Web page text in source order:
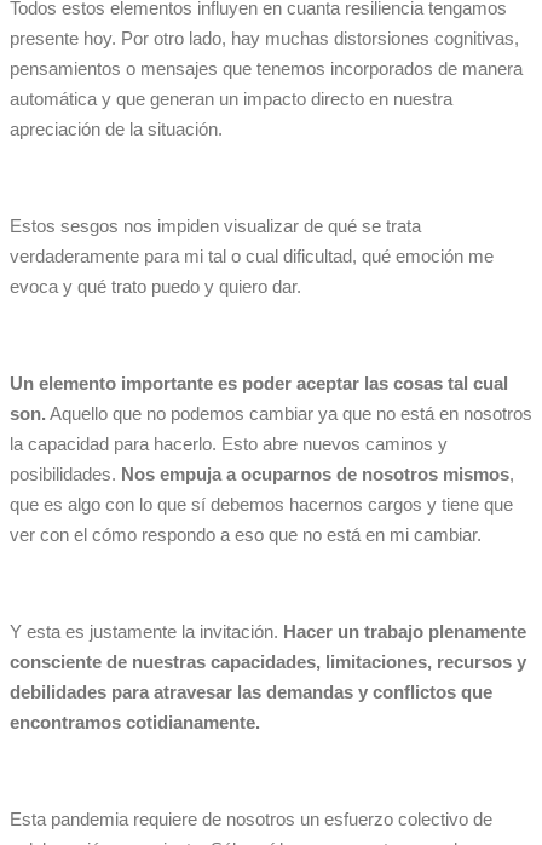
Todos estos elementos influyen en cuanta resiliencia tengamos
presente hoy. Por otro lado, hay muchas distorsiones cognitivas,
pensamientos o mensajes que tenemos incorporados de manera
automática y que generan un impacto directo en nuestra
apreciación de la situación.
Estos sesgos nos impiden visualizar de qué se trata
verdaderamente para mi tal o cual dificultad, qué emoción me
evoca y qué trato puedo y quiero dar.
Un elemento importante es poder aceptar las cosas tal cual
son. Aquello que no podemos cambiar ya que no está en nosotros
la capacidad para hacerlo. Esto abre nuevos caminos y
posibilidades. Nos empuja a ocuparnos de nosotros mismos,
que es algo con lo que sí debemos hacernos cargos y tiene que
ver con el cómo respondo a eso que no está en mi cambiar.
Y esta es justamente la invitación. Hacer un trabajo plenamente
consciente de nuestras capacidades, limitaciones, recursos y
debilidades para atravesar las demandas y conflictos que
encontramos cotidianamente.
Esta pandemia requiere de nosotros un esfuerzo colectivo de